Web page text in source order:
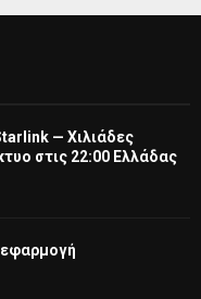
— Χιλιάδες
στις 22:00 Ελλάδας
εφαρμογή